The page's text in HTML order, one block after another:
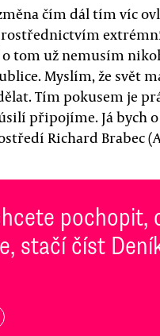
čím dál tím víc
o tom už nemusím
Myslím, že svět
Tím pokusem je
připojíme. Já bych
Richard Brabec
pochopit,
stačí číst